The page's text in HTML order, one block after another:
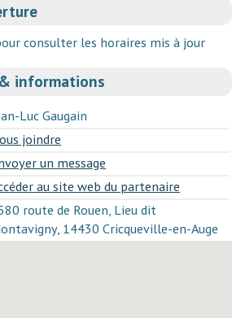
consulter les horaires mis à jour
informations
Luc Gaugain
joindre
un message
au site web du partenaire
route de Rouen, Lieu dit
14430 Cricqueville-en-Auge